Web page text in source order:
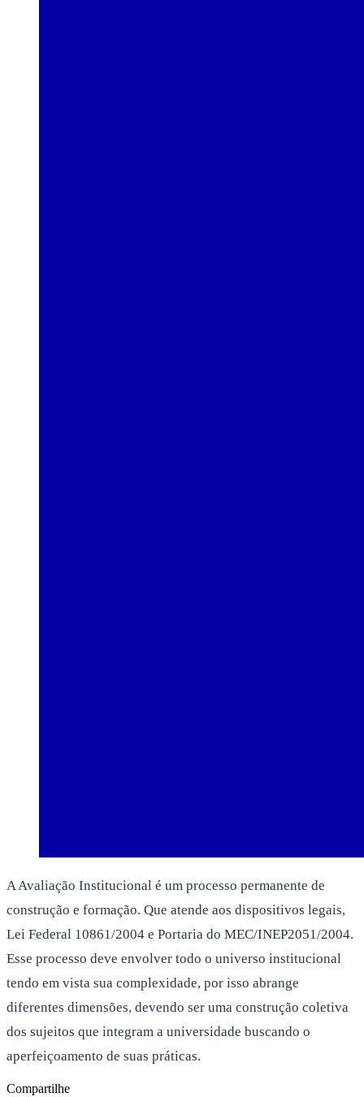
A Avaliação Institucional é um processo permanente de
construção e formação. Que atende aos dispositivos legais,
Lei Federal 10861/2004 e Portaria do MEC/INEP2051/2004.
Esse processo deve envolver todo o universo institucional
tendo em vista sua complexidade, por isso abrange
diferentes dimensões, devendo ser uma construção coletiva
dos sujeitos que integram a universidade buscando o
aperfeiçoamento de suas práticas.
Compartilhe